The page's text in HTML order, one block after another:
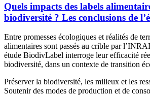
Quels impacts des labels
biodiversité ? Les conclusions de
Entre promesses écologiques et réalités de
alimentaires sont passés au crible par
étude BiodivLabel interroge leur efficacité
biodiversité, dans un contexte de transition
Préserver la biodiversité, les milieux et les
Soutenir des modes de production et de